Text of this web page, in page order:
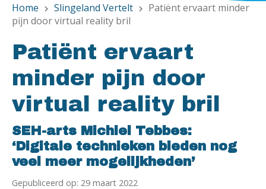
Home chevron_right Slingeland Vertelt chevron_right
Patiënt ervaart minder
pijn door virtual reality bril
Patiënt ervaart
minder pijn door
virtual reality bril
SEH-arts Michiel Tebbes:
‘Digitale technieken bieden nog
veel meer mogelijkheden’
Gepubliceerd op: 29 maart 2022